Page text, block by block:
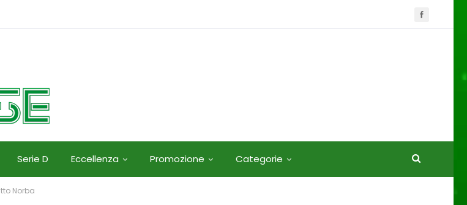
Serie D Eccellenza Promozione Categorie
Norba